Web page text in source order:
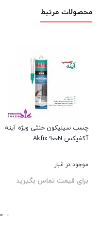
محصولات مرتبط
چسب سیلیکون خنثی ویژه آینه
آکفیکس Akfix 900N
موجود در انبار
برای قیمت تماس بگیرید